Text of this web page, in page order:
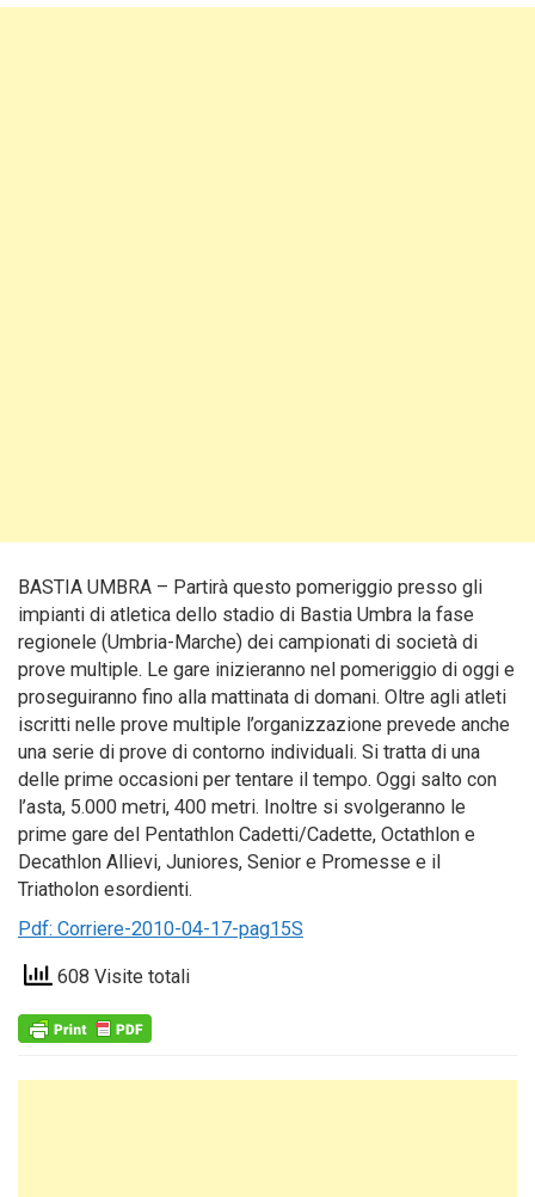
BASTIA UMBRA – Partirà questo pomeriggio presso gli
impianti di atletica dello stadio di Bastia Umbra la fase
regionele (Umbria-Marche) dei campionati di società di
prove multiple. Le gare inizieranno nel pomeriggio di oggi e
proseguiranno fino alla mattinata di domani. Oltre agli atleti
iscritti nelle prove multiple l’organizzazione prevede anche
una serie di prove di contorno individuali. Si tratta di una
delle prime occasioni per tentare il tempo. Oggi salto con
l’asta, 5.000 metri, 400 metri. Inoltre si svolgeranno le
prime gare del Pentathlon Cadetti/Cadette, Octathlon e
Decathlon Allievi, Juniores, Senior e Promesse e il
Triatholon esordienti.
Pdf: Corriere-2010-04-17-pag15S
608 Visite totali